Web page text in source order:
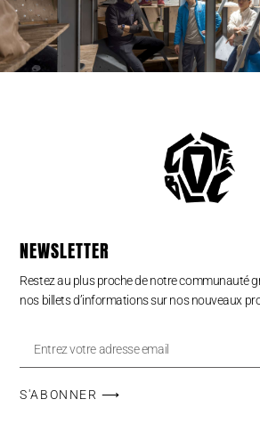
NEWSLETTER
Restez au plus proche de notre communauté
nos billets d’informations sur nos nouveaux
S'ABONNER ⟶